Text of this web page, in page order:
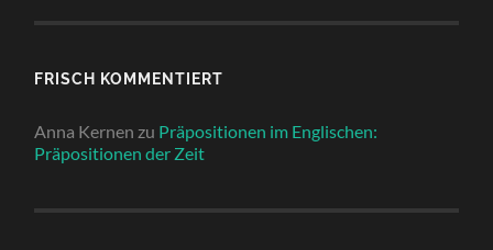
FRISCH KOMMENTIERT
Anna Kernen zu Präpositionen im Englischen:
Präpositionen der Zeit